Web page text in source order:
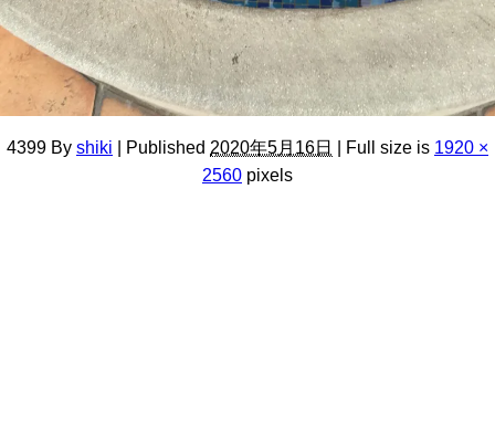
4399 By shiki Published 2020年5月16日 Full size is 1920 ×
2560 pixels